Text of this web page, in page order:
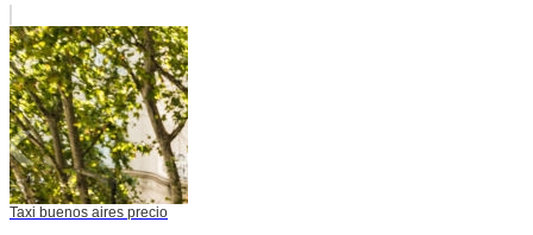
Taxi buenos aires precio